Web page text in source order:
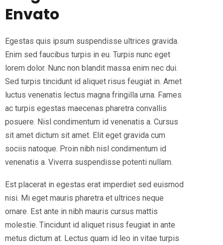
Envato
Egestas quis ipsum suspendisse ultrices gravida.
Enim sed faucibus turpis in eu. Turpis nunc eget
lorem dolor. Nunc non blandit massa enim nec dui.
Sed turpis tincidunt id aliquet risus feugiat in. Amet
luctus venenatis lectus magna fringilla urna. Fames
ac turpis egestas maecenas pharetra convallis
posuere. Nisl condimentum id venenatis a. Cursus
sit amet dictum sit amet. Elit eget gravida cum
sociis natoque. Proin nibh nisl condimentum id
venenatis a. Viverra suspendisse potenti nullam.
Est placerat in egestas erat imperdiet sed euismod
nisi. Mi eget mauris pharetra et ultrices neque
ornare. Est ante in nibh mauris cursus mattis
molestie. Tincidunt id aliquet risus feugiat in ante
metus dictum at. Lectus quam id leo in vitae turpis